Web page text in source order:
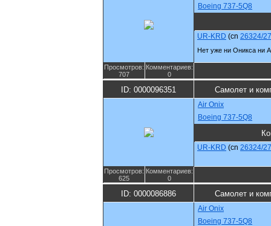
Boeing 737-5Q8
UR-KRD (cn 26324/
Нет уже ни Оникса ни
Просмотров:
707
Комментариев:
0
ID: 0000096351 Самолет и
Air Onix
Boeing 737-5Q8
UR-KRD (cn 26324/
Просмотров:
625
Комментариев:
0
ID: 0000086886 Самолет и
Air Onix
Boeing 737-5Q8